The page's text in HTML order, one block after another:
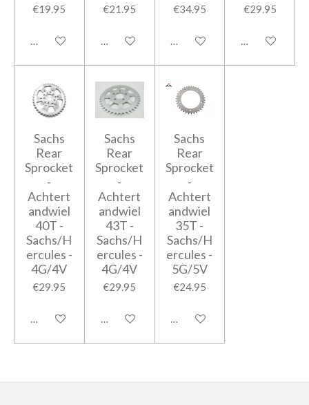
€19.95
Add to cart
€21.95
Add to cart
€34.95
Add to cart
€29.95
Add to cart
Sachs
Rear
Sprocket
-
Achtert
andwiel
40T -
Sachs/H
ercules -
4G/4V
€29.95
Add to cart
Sachs
Rear
Sprocket
-
Achtert
andwiel
43T -
Sachs/H
ercules -
4G/4V
€29.95
Add to cart
Sachs
Rear
Sprocket
-
Achtert
andwiel
35T -
Sachs/H
ercules -
5G/5V
€24.95
Add to cart